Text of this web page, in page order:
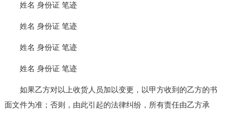
姓名 身份证 笔迹
姓名 身份证 笔迹
姓名 身份证 笔迹
姓名 身份证 笔迹
如果乙方对以上收货人员加以变更，以甲方收到的乙方的书
面文件为准；否则，由此引起的法律纠纷，所有责任由乙方承